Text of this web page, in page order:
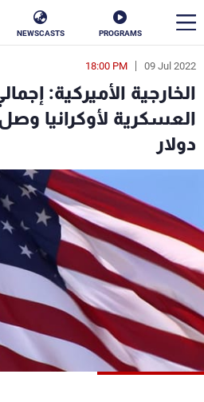
PROGRAMS
NEWSCASTS
09 Jul 2022
18:00 PM
الخارجية الأميركية:
دولار
en
الأخبار
سياسة
منوعات
كأس العالم
البرامج
جدول البرامج
شاهد البرامج